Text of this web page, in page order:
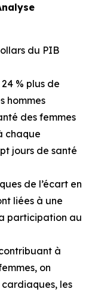
du PIB
% plus de
hommes
des femmes
chaque
jours de santé
de l’écart en
liées à une
participation au
à
on
les